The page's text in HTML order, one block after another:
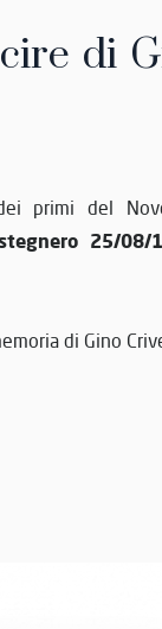
di
primi del
25/08/
di Gino